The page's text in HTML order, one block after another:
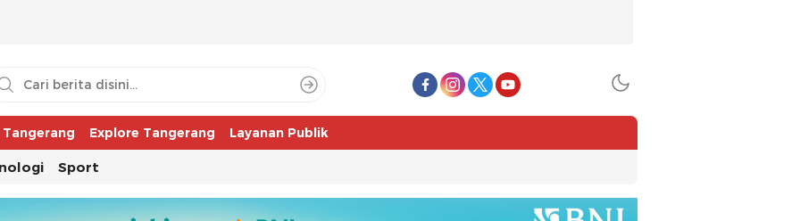
Explore Tangerang Layanan Publik
Sport